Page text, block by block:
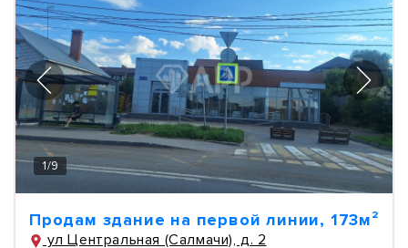
1/9
Продам здание на первой линии, 173м²
ул Центральная (Салмачи), д. 2